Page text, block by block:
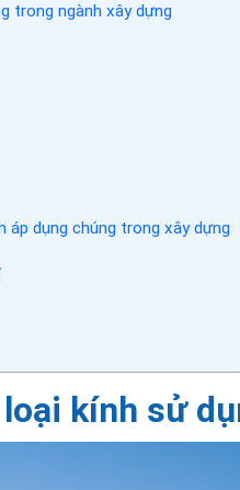
trong ngành xây dựng
áp dụng chúng trong xây dựng
kính sử